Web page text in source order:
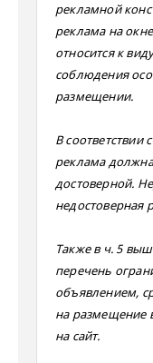
рекламной
реклама на
относится к
соблюдения
размещении.
В соответствии
реклама
достоверной.
недостоверная
Также в ч. 5
перечень
объявлением,
на размещение
на сайт.